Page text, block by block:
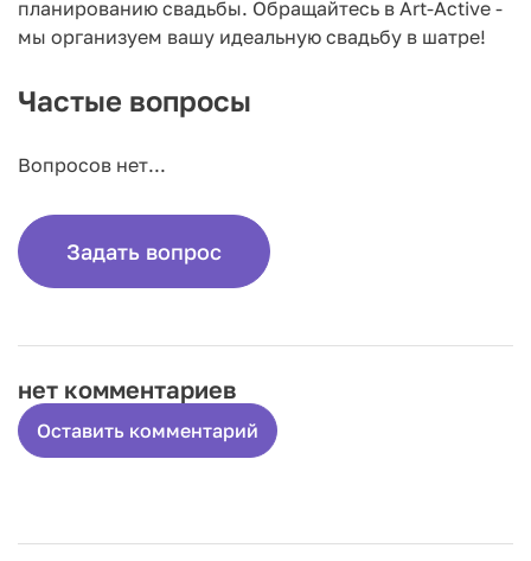
планированию свадьбы. Обращайтесь в Art-Active -
мы организуем вашу идеальную свадьбу в шатре!
Частые вопросы
Вопросов нет...
Задать вопрос
нет комментариев
Оставить комментарий